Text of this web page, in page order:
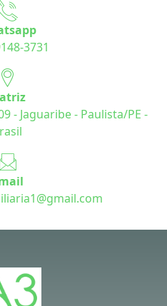
3731
- Jaguaribe - Paulista/PE -